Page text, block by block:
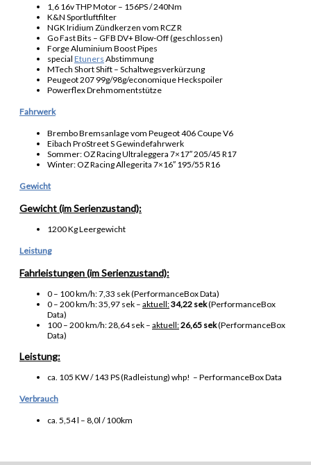
1,6 16v THP Motor – 156PS / 240Nm
K&N Sportluftfilter
NGK Iridium Zündkerzen vom RCZ R
Go Fast Bits – GFB DV+ Blow-Off (geschlossen)
Forge Aluminium Boost Pipes
special Etuners Abstimmung
MTech Short Shift – Schaltwegsverkürzung
Peugeot 207 99g/98g/economique Heckspoiler
Powerflex Drehmomentstütze
Fahrwerk
Brembo Bremsanlage vom Peugeot 406 Coupe V6
Eibach ProStreet S Gewindefahrwerk
Sommer: OZ Racing Ultraleggera 7×17″ 205/45 R17
Winter: OZ Racing Allegerita 7×16″ 195/55 R16
Gewicht
Gewicht (im Serienzustand):
1200 Kg Leergewicht
Leistung
Fahrleistungen (im Serienzustand):
0 – 100 km/h: 7,33 sek (PerformanceBox Data)
0 – 200 km/h: 35,97 sek – aktuell:34,22 sek(PerformanceBox
Data)
100 – 200 km/h: 28,64 sek – aktuell:26,65 sek(PerformanceBox
Data)
Leistung:
ca. 105 KW / 143 PS (Radleistung) whp! – PerformanceBox Data
Verbrauch
ca. 5,54 l – 8,0l / 100km